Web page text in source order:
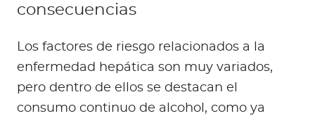
consecuencias
Los factores de riesgo relacionados a la
enfermedad hepática son muy variados,
pero dentro de ellos se destacan el
consumo continuo de alcohol, como ya